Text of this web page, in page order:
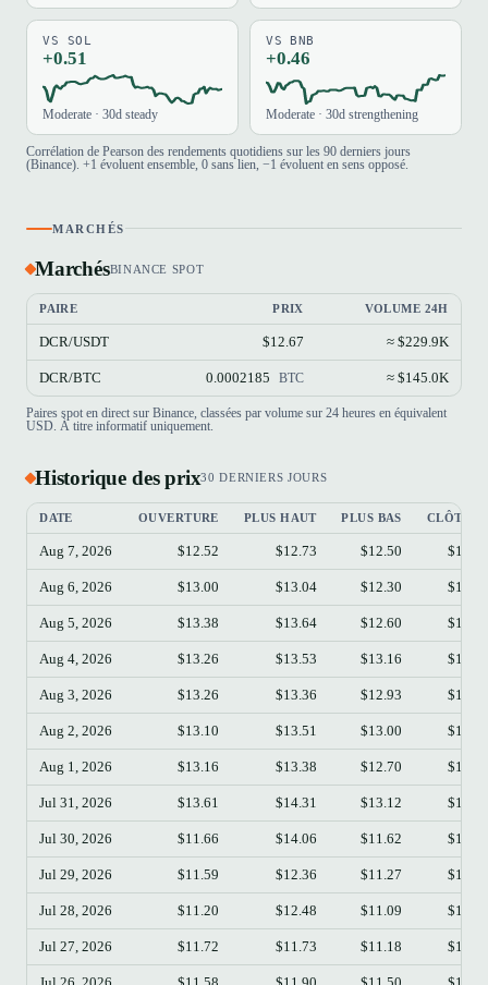
VS SOL
+0.51
Moderate · 30d steady
VS BNB
+0.46
Moderate · 30d strengthening
Corrélation de Pearson des rendements quotidiens sur les 90 derniers jours
(Binance). +1 évoluent ensemble, 0 sans lien, −1 évoluent en sens opposé.
MARCHÉS
MarchésBINANCE SPOT
PAIRE PRIX VOLUME 24H
DCR/USDT $12.67 ≈ $229.9K
DCR/BTC 0.0002185 BTC ≈ $145.0K
Paires spot en direct sur Binance, classées par volume sur 24 heures en équivalent
USD. À titre informatif uniquement.
Historique des prix30 DERNIERS JOURS
DATE OUVERTURE PLUS HAUT PLUS BAS CLÔTURE
Aug 7, 2026 $12.52 $12.73 $12.50 $12.67
Aug 6, 2026 $13.00 $13.04 $12.30 $12.51
Aug 5, 2026 $13.38 $13.64 $12.60 $12.97
Aug 4, 2026 $13.26 $13.53 $13.16 $13.39
Aug 3, 2026 $13.26 $13.36 $12.93 $13.26
Aug 2, 2026 $13.10 $13.51 $13.00 $13.26
Aug 1, 2026 $13.16 $13.38 $12.70 $13.10
Jul 31, 2026 $13.61 $14.31 $13.12 $13.16
Jul 30, 2026 $11.66 $14.06 $11.62 $13.58
Jul 29, 2026 $11.59 $12.36 $11.27 $11.66
Jul 28, 2026 $11.20 $12.48 $11.09 $11.59
Jul 27, 2026 $11.72 $11.73 $11.18 $11.20